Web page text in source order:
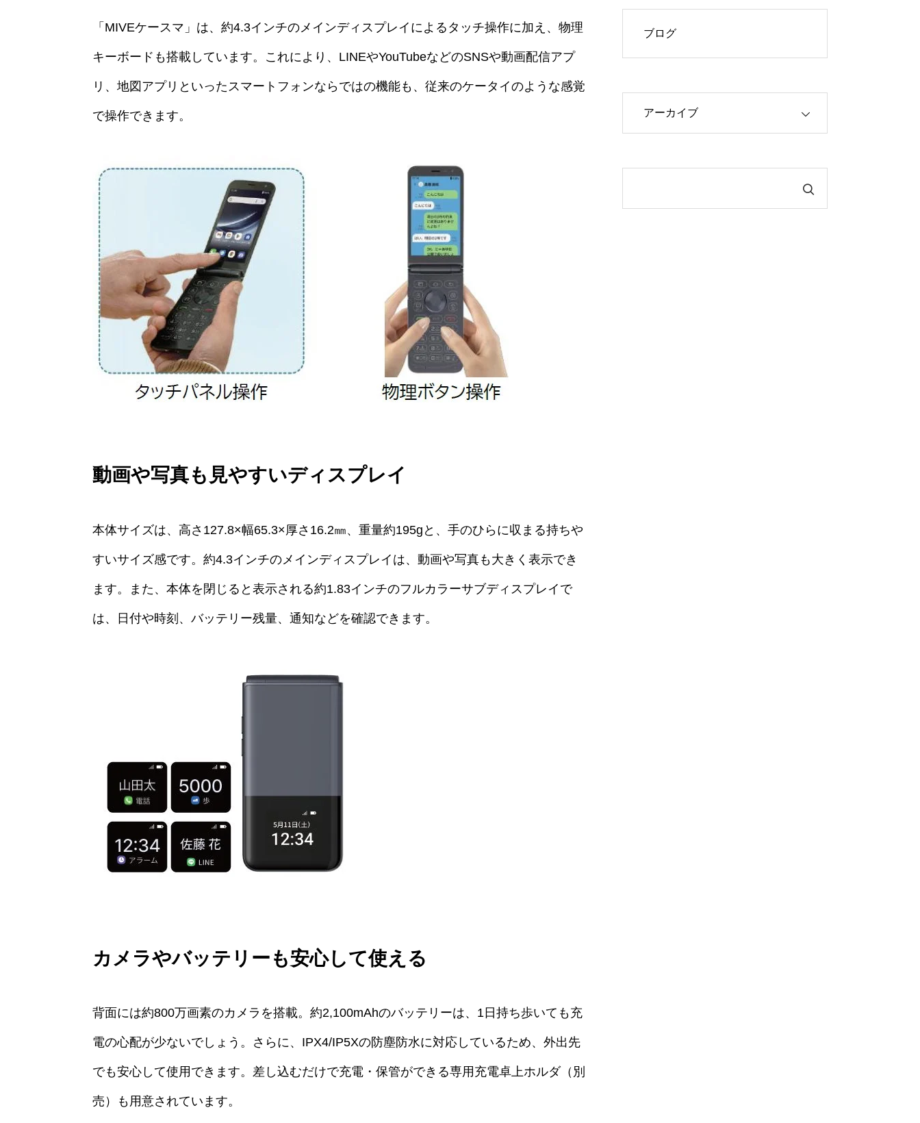
「MIVEケースマ」は、約4.3インチのメインディスプレイによるタッチ操作に加え、物理
キーボードも搭載しています。これにより、LINEやYouTubeなどのSNSや動画配信アプ
リ、地図アプリといったスマートフォンならではの機能も、従来のケータイのような感覚
で操作できます。
動画や写真も見やすいディスプレイ
本体サイズは、高さ127.8×幅65.3×厚さ16.2㎜、重量約195gと、手のひらに収まる持ちや
すいサイズ感です。約4.3インチのメインディスプレイは、動画や写真も大きく表示でき
ます。また、本体を閉じると表示される約1.83インチのフルカラーサブディスプレイで
は、日付や時刻、バッテリー残量、通知などを確認できます。
カメラやバッテリーも安心して使える
背面には約800万画素のカメラを搭載。約2,100mAhのバッテリーは、1日持ち歩いても充
電の心配が少ないでしょう。さらに、IPX4/IP5Xの防塵防水に対応しているため、外出先
でも安心して使用できます。差し込むだけで充電・保管ができる専用充電卓上ホルダ（別
売）も用意されています。
ブログ